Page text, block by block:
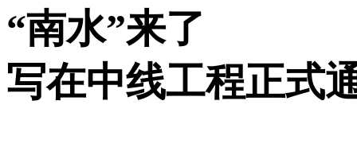
“南水”来了
写在中线工程正式